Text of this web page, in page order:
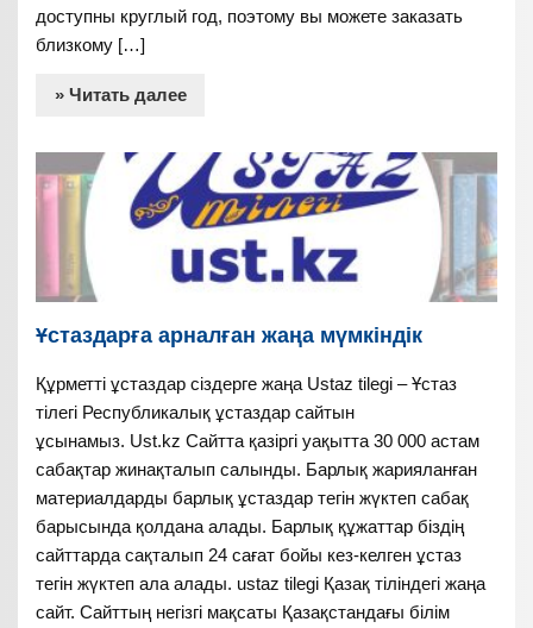
доступны круглый год, поэтому вы можете заказать
близкому […]
» Читать далее
Ұстаздарға арналған жаңа мүмкіндік
Құрметті ұстаздар сіздерге жаңа Ustaz tilegi – Ұстаз
тілегі Республикалық ұстаздар сайтын
ұсынамыз. Ust.kz Сайтта қазіргі уақытта 30 000 астам
сабақтар жинақталып салынды. Барлық жарияланған
материалдарды барлық ұстаздар тегін жүктеп сабақ
барысында қолдана алады. Барлық құжаттар біздің
сайттарда сақталып 24 сағат бойы кез-келген ұстаз
тегін жүктеп ала алады. ustaz tilegi Қазақ тіліндегі жаңа
сайт. Сайттың негізгі мақсаты Қазақстандағы білім